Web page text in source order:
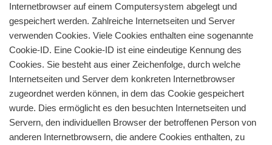
Internetbrowser auf einem Computersystem abgelegt und
gespeichert werden. Zahlreiche Internetseiten und Server
verwenden Cookies. Viele Cookies enthalten eine sogenannte
Cookie-ID. Eine Cookie-ID ist eine eindeutige Kennung des
Cookies. Sie besteht aus einer Zeichenfolge, durch welche
Internetseiten und Server dem konkreten Internetbrowser
zugeordnet werden können, in dem das Cookie gespeichert
wurde. Dies ermöglicht es den besuchten Internetseiten und
Servern, den individuellen Browser der betroffenen Person von
anderen Internetbrowsern, die andere Cookies enthalten, zu